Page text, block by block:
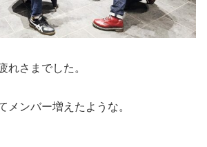
れさまでした。
メンバー増えたような。